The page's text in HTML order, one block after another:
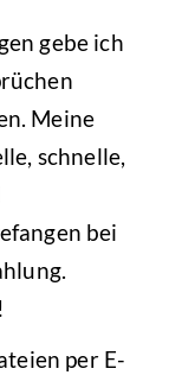
gebe ich
Meine
schnelle,
bei
per E-